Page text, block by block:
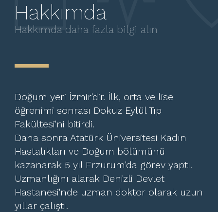
Hakkımda
Hakkımda daha fazla bilgi alın
Doğum yeri İzmir'dir. İlk, orta ve lise
öğrenimi sonrası Dokuz Eylül Tıp
Fakültesi'ni bitirdi.
Daha sonra Atatürk Üniversitesi Kadın
Hastalıkları ve Doğum bölümünü
kazanarak 5 yıl Erzurum'da görev yaptı.
Uzmanlığını alarak Denizli Devlet
Hastanesi'nde uzman doktor olarak uzun
yıllar çalıştı.